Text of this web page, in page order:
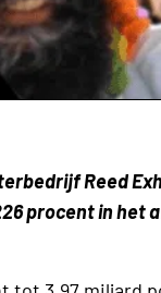
Reed
procent in het